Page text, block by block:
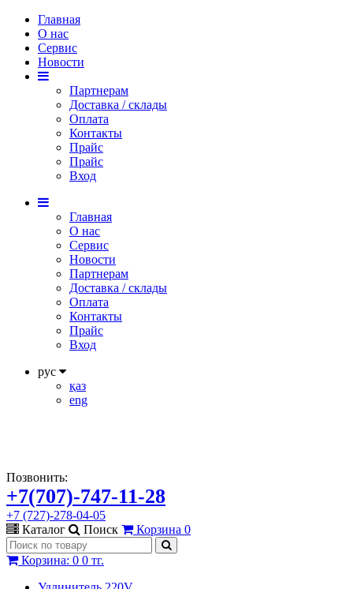
Главная
О нас
Сервис
Новости
Партнерам
Доставка / склады
Оплата
Контакты
Прайс
Прaйс
Вход
Главная
О нас
Сервис
Новости
Партнерам
Доставка / склады
Оплата
Контакты
Прайс
Вход
рус
қаз
eng
Позвонить:
+7(707)-747-11-28
+7 (727)-278-04-05
Каталог
Поиск Корзина 0
Корзина: 0 0 тг.